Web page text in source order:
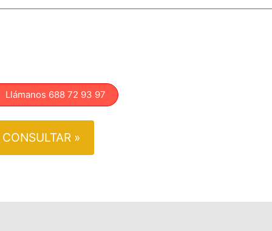
688 72 93 97
CONSULTAR »